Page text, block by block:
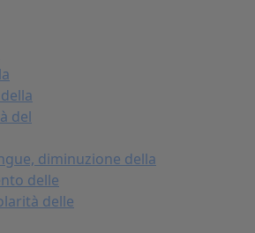
del
diminuzione della
delle
delle